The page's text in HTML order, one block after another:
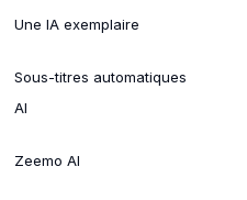
Une IA exemplaire
Sous-titres automatiques
AI
Zeemo AI